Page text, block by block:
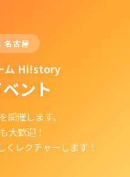
古屋
ム Hi!story
ント
開催します。
大歓迎！
くレクチャーします！